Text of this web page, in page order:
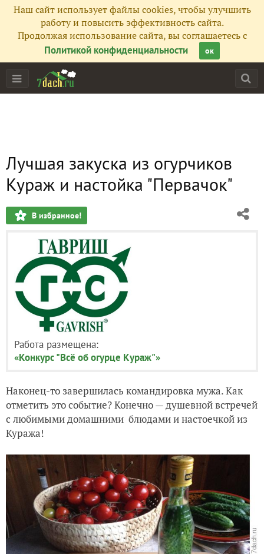
Наш сайт использует файлы cookies, чтобы улучшить
работу и повысить эффективность сайта.
Продолжая использование сайта, вы соглашаетесь с
Политикой конфиденциальности
ок
Лучшая закуска из огурчиков
Кураж и настойка "Первачок"
В избранное!
Работа размещена:
«Конкурс "Всё об огурце Кураж"»
Наконец-то завершилась командировка мужа. Как
отметить это событие? Конечно — душевной встречей
с любимыми домашними блюдами и настоечкой из
Куража!